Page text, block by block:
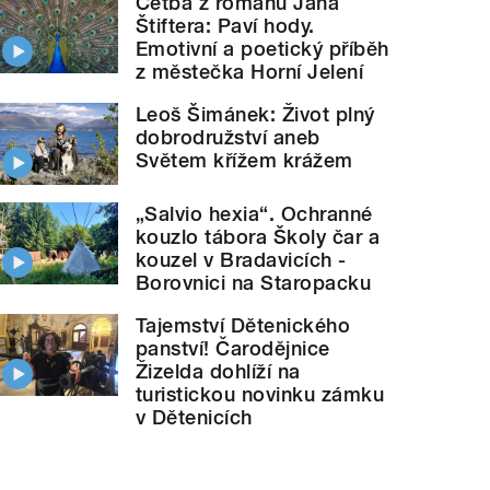
Štiftera: Paví hody.
Emotivní a poetický příběh
z městečka Horní Jelení
Leoš Šimánek: Život plný
dobrodružství aneb
Světem křížem krážem
„Salvio hexia“. Ochranné
kouzlo tábora Školy čar a
kouzel v Bradavicích -
Borovnici na Staropacku
Tajemství Dětenického
panství! Čarodějnice
Žizelda dohlíží na
turistickou novinku zámku
v Dětenicích